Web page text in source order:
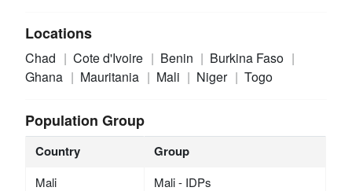
Locations
Chad Cote d'Ivoire Benin
Burkina Faso
Ghana
Mauritania Mali Niger Togo
Population Group
Country Group
Mali
Mali - IDPs